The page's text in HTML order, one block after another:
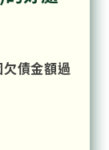
債金額過